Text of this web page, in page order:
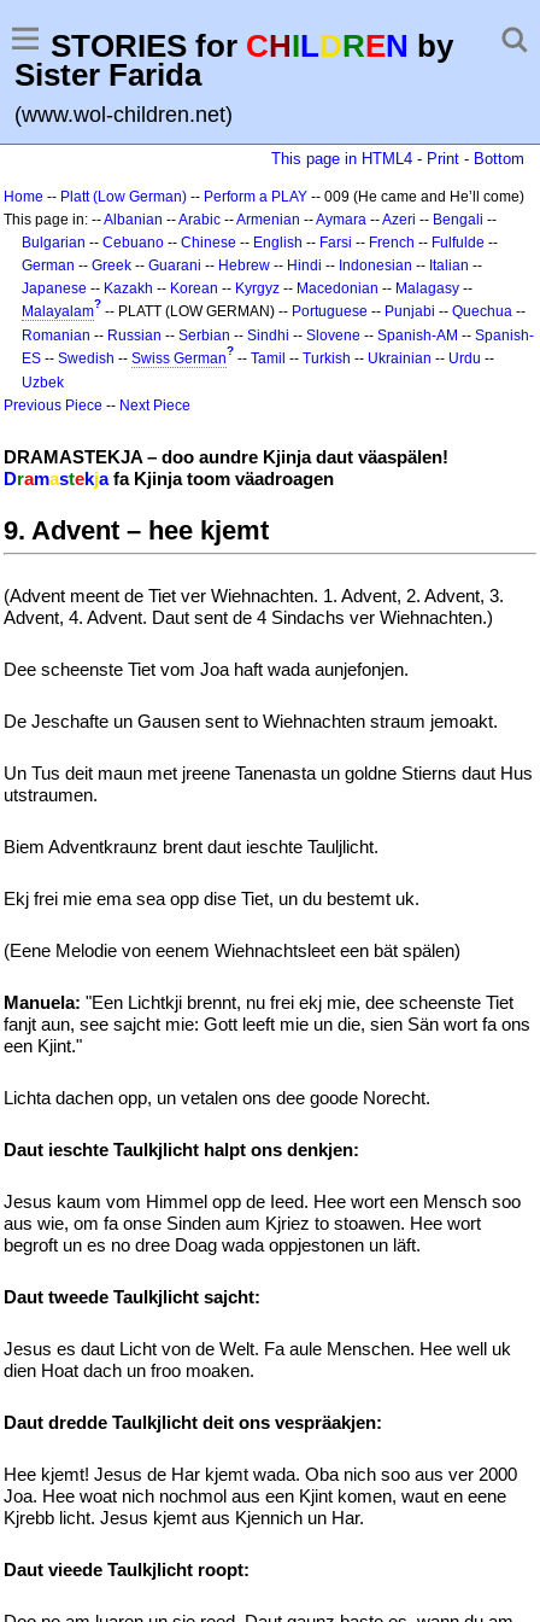
STORIES for CHILDREN by
Sister Farida
(www.wol-children.net)
This page in HTML4 - Print - Bottom
Home -- Platt (Low German) -- Perform a PLAY -- 009 (He came and He’ll come)
This page in: --Albanian --Arabic --Armenian --Aymara --Azeri -- Bengali --
Bulgarian -- Cebuano -- Chinese -- English -- Farsi -- French -- Fulfulde --
German -- Greek -- Guarani -- Hebrew -- Hindi -- Indonesian -- Italian --
Japanese -- Kazakh -- Korean -- Kyrgyz -- Macedonian -- Malagasy --
Malayalam? -- PLATT (LOW GERMAN) -- Portuguese -- Punjabi -- Quechua --
Romanian -- Russian -- Serbian -- Sindhi -- Slovene -- Spanish-AM -- Spanish-
ES -- Swedish -- Swiss German? -- Tamil -- Turkish -- Ukrainian -- Urdu --
Uzbek
Previous Piece -- Next Piece
DRAMASTEKJA – doo aundre Kjinja daut väaspälen!
Dramastekjafa Kjinja toom väadroagen
9. Advent – hee kjemt
(Advent meent de Tiet ver Wiehnachten. 1. Advent, 2. Advent, 3.
Advent, 4. Advent. Daut sent de 4 Sindachs ver Wiehnachten.)
Dee scheenste Tiet vom Joa haft wada aunjefonjen.
De Jeschafte un Gausen sent to Wiehnachten straum jemoakt.
Un Tus deit maun met jreene Tanenasta un goldne Stierns daut Hus
utstraumen.
Biem Adventkraunz brent daut ieschte Tauljlicht.
Ekj frei mie ema sea opp dise Tiet, un du bestemt uk.
(Eene Melodie von eenem Wiehnachtsleet een bät spälen)
Manuela: "Een Lichtkji brennt, nu frei ekj mie, dee scheenste Tiet
fanjt aun, see sajcht mie: Gott leeft mie un die, sien Sän wort fa ons
een Kjint."
Lichta dachen opp, un vetalen ons dee goode Norecht.
Daut ieschte Taulkjlicht halpt ons denkjen:
Jesus kaum vom Himmel opp de Ieed. Hee wort een Mensch soo
aus wie, om fa onse Sinden aum Kjriez to stoawen. Hee wort
begroft un es no dree Doag wada oppjestonen un läft.
Daut tweede Taulkjlicht sajcht:
Jesus es daut Licht von de Welt. Fa aule Menschen. Hee well uk
dien Hoat dach un froo moaken.
Daut dredde Taulkjlicht deit ons vespräakjen:
Hee kjemt! Jesus de Har kjemt wada. Oba nich soo aus ver 2000
Joa. Hee woat nich nochmol aus een Kjint komen, waut en eene
Kjrebb licht. Jesus kjemt aus Kjennich un Har.
Daut vieede Taulkjlicht roopt: